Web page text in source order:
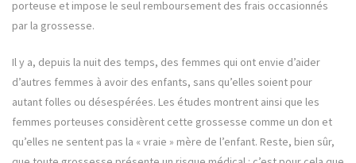
porteuse et impose le seul remboursement des frais occasionnés
par la grossesse.
Il y a, depuis la nuit des temps, des femmes qui ont envie d’aider
d’autres femmes à avoir des enfants, sans qu’elles soient pour
autant folles ou désespérées. Les études montrent ainsi que les
femmes porteuses considèrent cette grossesse comme un don et
qu’elles ne sentent pas la « vraie » mère de l’enfant. Reste, bien sûr,